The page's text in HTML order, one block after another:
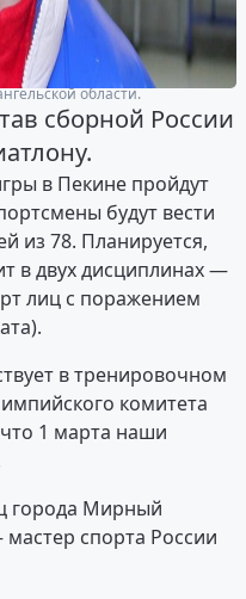
области.
сборной России
в Пекине пройдут
будут вести
из 78. Планируется,
в двух дисциплинах —
лиц с поражением
в тренировочном
комитета
1 марта наши
города Мирный
спорта России